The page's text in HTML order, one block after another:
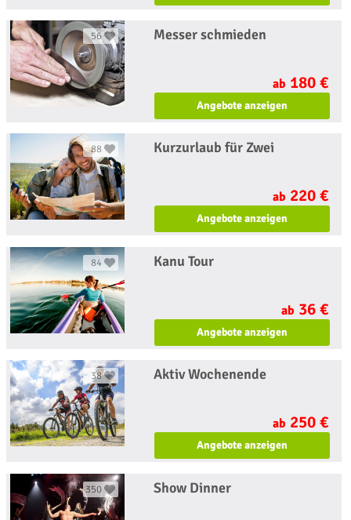
56 Messer schmieden
ab 180 €
Angebote anzeigen
88 Kurzurlaub für Zwei
ab 220 €
Angebote anzeigen
84 Kanu Tour
ab 36 €
Angebote anzeigen
38 Aktiv Wochenende
ab 250 €
Angebote anzeigen
350 Show Dinner